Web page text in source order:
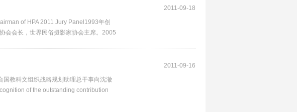
2011-09-18
of HPA 2011 Jury Panel1993年创
会会长，世界民俗摄影家协会主席。2005
2011-09-16
国教科文组织战略规划助理总干事向沈澈
of the outstanding contribution